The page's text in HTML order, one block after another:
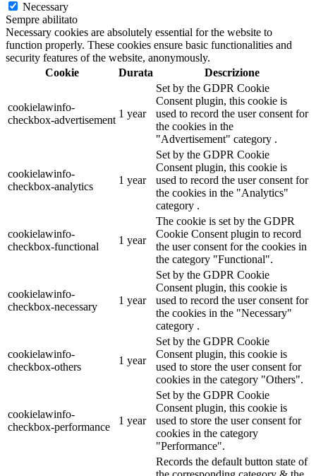
Necessary
Sempre abilitato
Necessary cookies are absolutely essential for the website to
function properly. These cookies ensure basic functionalities and
security features of the website, anonymously.
Cookie
Durata Descrizione
cookielawinfo-
checkbox-advertisement
1 year
Set by the GDPR Cookie
Consent plugin, this cookie is
used to record the user consent for
the cookies in the
"Advertisement" category .
cookielawinfo-
checkbox-analytics
1 year
Set by the GDPR Cookie
Consent plugin, this cookie is
used to record the user consent for
the cookies in the "Analytics"
category .
cookielawinfo-
checkbox-functional
1 year
The cookie is set by the GDPR
Cookie Consent plugin to record
the user consent for the cookies in
the category "Functional".
cookielawinfo-
checkbox-necessary
1 year
Set by the GDPR Cookie
Consent plugin, this cookie is
used to record the user consent for
the cookies in the "Necessary"
category .
cookielawinfo-
checkbox-others
1 year
Set by the GDPR Cookie
Consent plugin, this cookie is
used to store the user consent for
cookies in the category "Others".
cookielawinfo-
checkbox-performance
1 year
Set by the GDPR Cookie
Consent plugin, this cookie is
used to store the user consent for
cookies in the category
"Performance".
Records the default button state of